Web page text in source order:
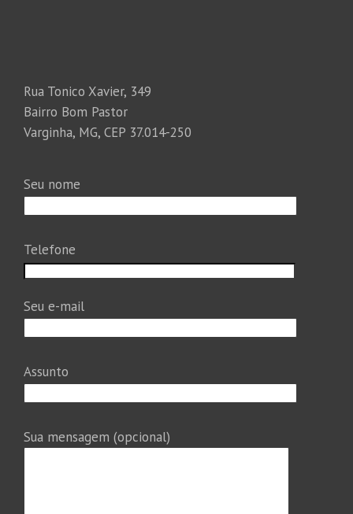
Rua Tonico Xavier, 349
Bairro Bom Pastor
Varginha, MG, CEP 37.014-250
Seu nome
Telefone
Seu e-mail
Assunto
Sua mensagem (opcional)